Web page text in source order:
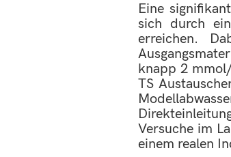
Eine
sich durch
erreichen.
knapp 2
TS
Versuche im
einem realen